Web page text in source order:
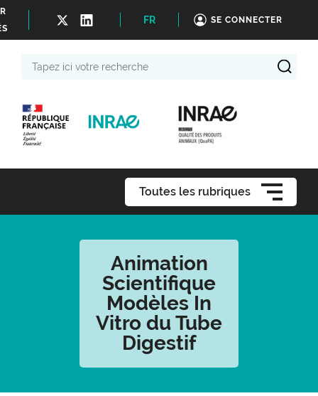
FR SE CONNECTER
Toutes les rubriques
Animation
Scientifique
Modèles In
Vitro du Tube
Digestif